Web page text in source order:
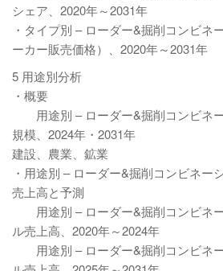
シェア、2020年～2031年
・タイプ別 – ローダー&掘削コンビネ
ーカー販売価格）、2020年～2031年
5 用途別分析
・概要
用途別 – ローダー&掘削コンビネ
規模、2024年・2031年
建設、農業、鉱業
・用途別 – ローダー&掘削コンビネー
売上高と予測
用途別 – ローダー&掘削コンビネ
ル売上高、2020年～2024年
用途別 – ローダー&掘削コンビネ